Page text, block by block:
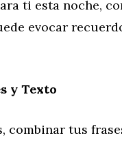
ti esta noche,
evocar
y Texto
combinar tus